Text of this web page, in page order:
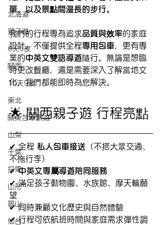
北海道
親子遊
6天5夜
關西
10天9夜
東北
關東包車旅遊
山梨
千葉
採果
山形
銀山
仙台
單、以及景點間漫長的步行。
我們的行程專為追求品質與效率的家庭
設計。不僅提供全程專用包車，更有專
業的中英文雙語導遊隨行。無論是想臨
時更改餐廳，還是需要深入了解當地文
化，我們都能即時為您解決。
🌟 關西親子遊 行程亮點
✔ 全程 私人包車接送 （不搭大眾交通、
不拖行李）
✔ 中英文專屬導遊陪同服務
✔ 滿足孩子動物園、水族館、摩天輪願
望
✔ 同時兼顧文化歷史與自然體驗
✔ 行程可依航班時間與家庭需求彈性調